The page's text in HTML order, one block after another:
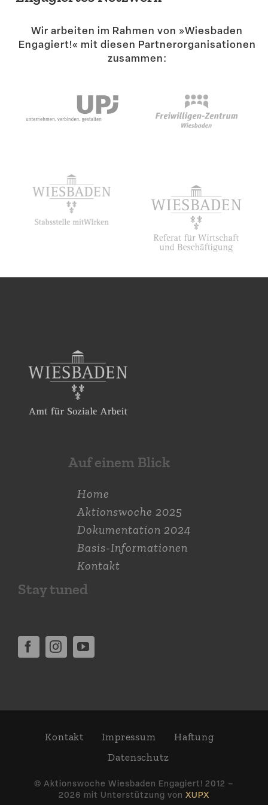
Wir arbeiten im Rahmen von »Wiesbaden
Engagiert!« mit diesen Partner­or­ga­ni­sa­tionen
zusammen:
Auf einem Blick
Home
Aktions­woche 2025
Dokumen­tation 2024
Basis-Informationen
Kontakt
Stay tuned
Kontakt Impressum
Haftung
Daten­schutz
© Aktions­woche Wiesbaden Engagiert! 2012 –
2026 mit Unter­stützung von XUPX